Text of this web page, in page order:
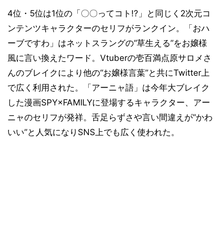
4位・5位は1位の「〇〇ってコト!?」と同じく2次元コ
ンテンツキャラクターのセリフがランクイン。「おハ
ーブですわ」はネットスラングの“草生える”をお嬢様
風に言い換えたワード。Vtuberの壱百満点原サロメさ
んのブレイクにより他の“お嬢様言葉”と共にTwitter上
で広く利用された。「アーニャ語」は今年大ブレイク
した漫画SPY×FAMILYに登場するキャラクター、アー
ニャのセリフが発祥。舌足らずさや言い間違えが“かわ
いい”と人気になりSNS上でも広く使われた。